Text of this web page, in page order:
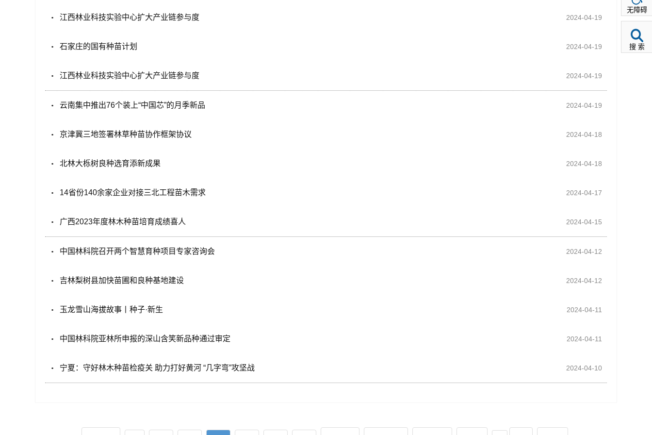
2024-04-19
江西林业科技实验中心扩大产业链参与度
2024-04-19
石家庄的国有种苗计划
2024-04-19
江西林业科技实验中心扩大产业链参与度
2024-04-19
云南集中推出76个装上“中国芯”的月季新品
2024-04-18
京津冀三地签署林草种苗协作框架协议
2024-04-18
北林大栎树良种选育添新成果
2024-04-17
14省份140余家企业对接三北工程苗木需求
2024-04-15
广西2023年度林木种苗培育成绩喜人
2024-04-12
中国林科院召开两个智慧育种项目专家咨询会
2024-04-12
吉林梨树县加快苗圃和良种基地建设
2024-04-11
玉龙雪山海拔故事丨种子·新生
2024-04-11
中国林科院亚林所申报的深山含笑新品种通过审定
2024-04-10
宁夏：守好林木种苗检疫关 助力打好黄河 “几字弯”攻坚战
无障碍
搜 索